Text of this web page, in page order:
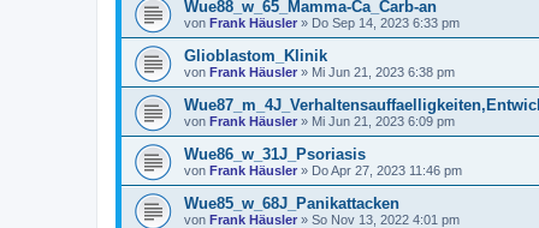
Wue88_w_65_Mamma-Ca_Carb-an
von Frank Häusler » Do Sep 14, 2023 6:33 pm
Glioblastom_Klinik
von Frank Häusler » Mi Jun 21, 2023 6:38 pm
von Frank Häusler » Mi Jun 21, 2023 6:09 pm
Wue86_w_31J_Psoriasis
von Frank Häusler » Do Apr 27, 2023 11:46 pm
Wue85_w_68J_Panikattacken
von Frank Häusler » So Nov 13, 2022 4:01 pm